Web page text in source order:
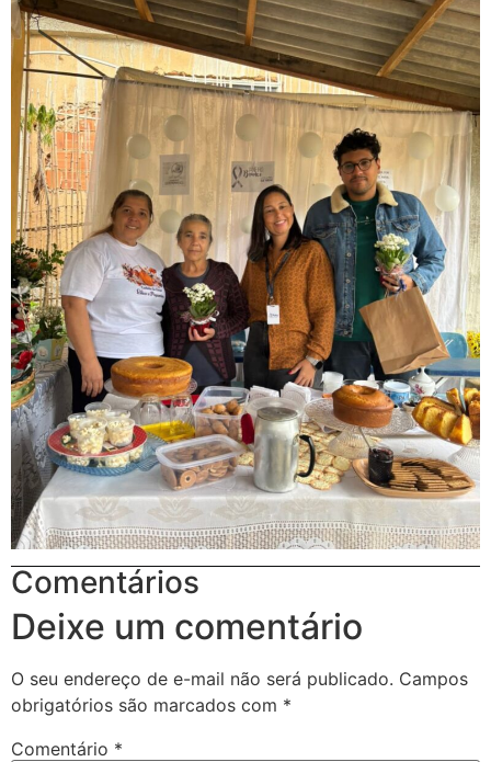
Comentários
Deixe um comentário
O seu endereço de e-mail não será publicado. Campos
obrigatórios são marcados com *
Comentário *